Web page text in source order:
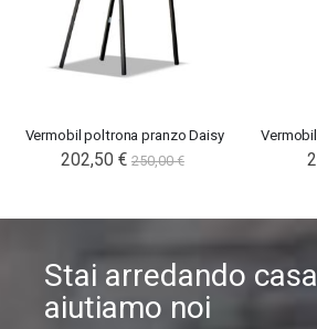
Vermobil poltrona pranzo Daisy
202,50 € 250,00 €
Stai arredando
aiutiamo noi